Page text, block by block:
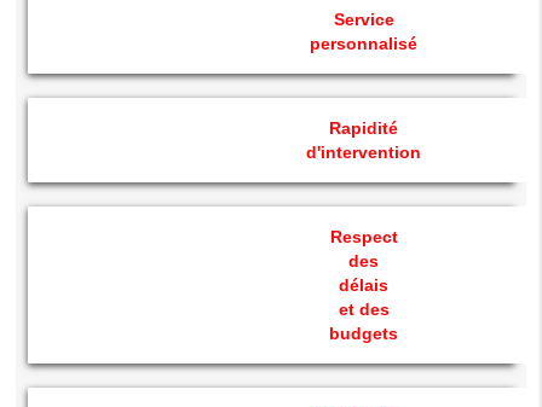
Service
personnalisé
Rapidité
d'intervention
Respect
des
délais
et des
budgets